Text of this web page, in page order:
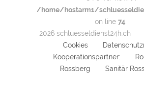
/home/hostarm1/
on line 74
2026 schluesseldienst24h.ch
Cookies
Kooperationspartner:
Rossberg
Sanitär